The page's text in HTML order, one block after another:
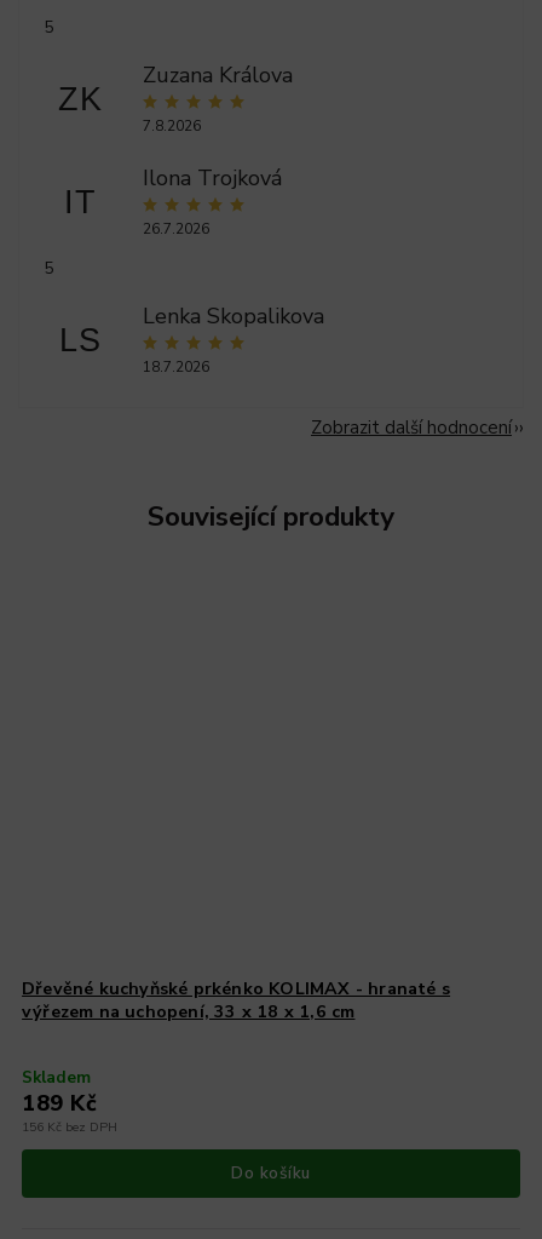
5
ZK
Zuzana Králova
7.8.2026
IT
Ilona Trojková
26.7.2026
5
LS
Lenka Skopalikova
18.7.2026
Zobrazit další hodnocení
Související produkty
Dřevěné kuchyňské prkénko KOLIMAX - hranaté s
výřezem na uchopení, 33 x 18 x 1,6 cm
Skladem
156 Kč bez DPH
189 Kč
Do košíku